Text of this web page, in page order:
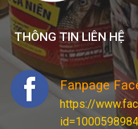
THÔNG TIN LIÊN HỆ
Fanpage
https://